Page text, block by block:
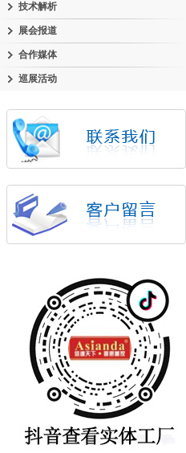
技术解析
展会报道
合作媒体
巡展活动